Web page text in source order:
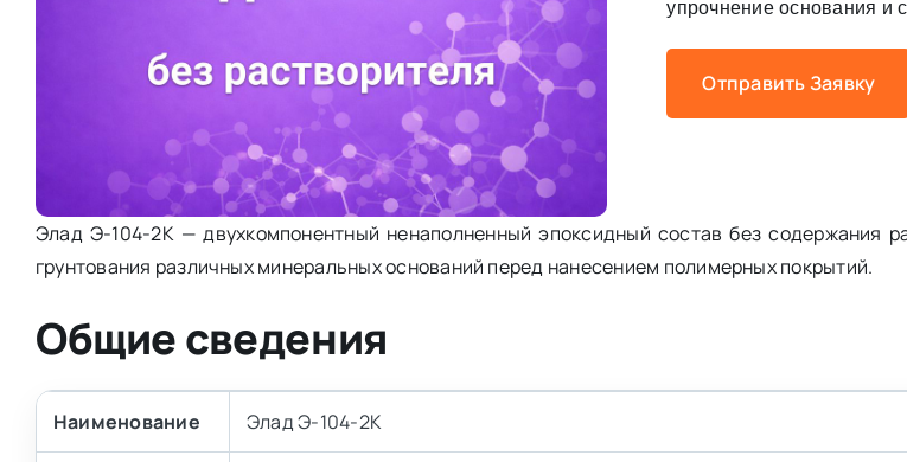
упрочнение основания и
Отправить Заявку
Элад Э-104-2К — двухкомпонентный ненаполненный эпоксидный состав без содержания
грунтования различных минеральных оснований перед нанесением полимерных покрытий.
Общие сведения
Наименование Элад Э-104-2К